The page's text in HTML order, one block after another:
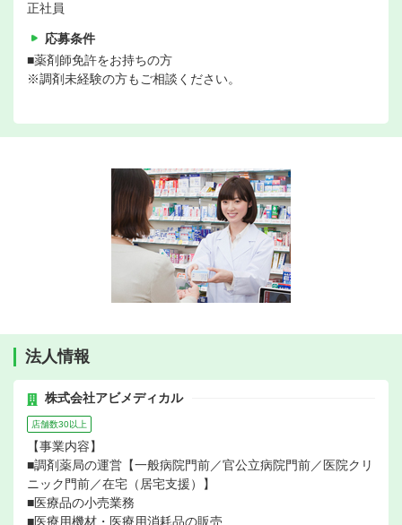
正社員
応募条件
■薬剤師免許をお持ちの方
※調剤未経験の方もご相談ください。
法人情報
株式会社アビメディカル
店舗数30以上
【事業内容】
■調剤薬局の運営【一般病院門前／官公立病院門前／医院クリ
ニック門前／在宅（居宅支援）】
■医療品の小売業務
■医療用機材・医療用消耗品の販売